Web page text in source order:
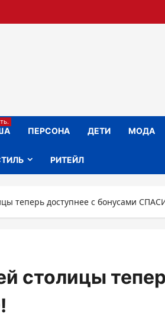
ПЕРСОНА ДЕТИ МОДА
РИТЕЙЛ
теперь доступнее с бонусами
столицы